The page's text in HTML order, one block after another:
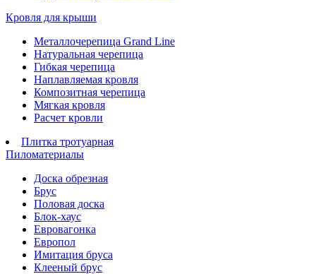
Кровля для крыши
Металлочерепица Grand Line
Натуральная черепица
Гибкая черепица
Наплавляемая кровля
Композитная черепица
Мягкая кровля
Расчет кровли
Плитка тротуарная
Пиломатериалы
Доска обрезная
Брус
Половая доска
Блок-хаус
Евровагонка
Европол
Имитация бруса
Клееный брус